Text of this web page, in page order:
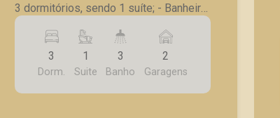
3 dormitórios, sendo 1 suíte; - Banheiro
social; - Lavabo; - Sala ampla para 2
ambientes; - Cozinha; - Lavanderia; -
Despensa; - Quintal; - 2 vagas de
garagem. A Piramid tem como objetivo
atender seus clientes com agilidade e
3
Dorm.
1
Suite
3
Banho
2
Garagens